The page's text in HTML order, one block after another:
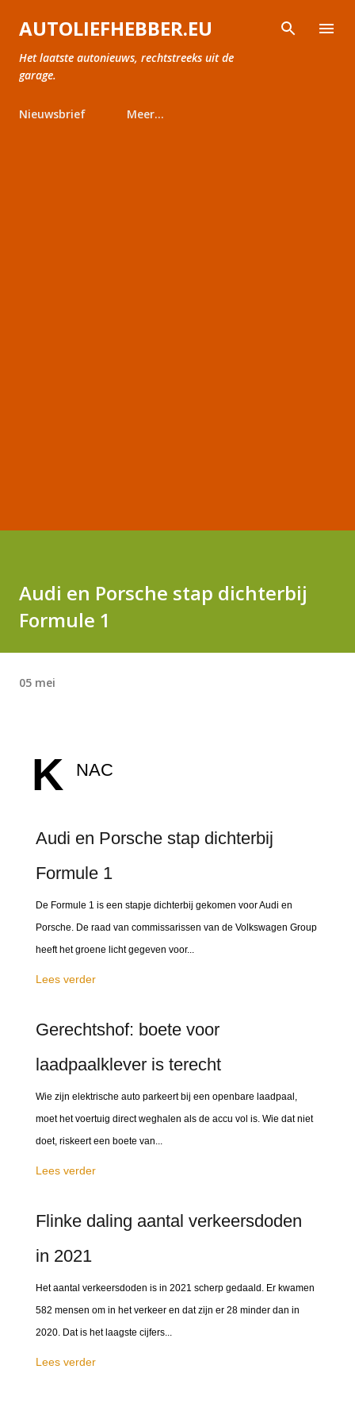
Doorgaan naar hoofdcontent
AUTOLIEFHEBBER.EU
Het laatste autonieuws, rechtstreeks uit de
garage.
Nieuwsbrief Meer…
Audi en Porsche stap dichterbij
Formule 1
05 mei
K NAC
Audi en Porsche stap dichterbij
Formule 1
De Formule 1 is een stapje dichterbij gekomen voor Audi en
Porsche. De raad van commissarissen van de Volkswagen Group
heeft het groene licht gegeven voor...
Lees verder
Gerechtshof: boete voor
laadpaalklever is terecht
Wie zijn elektrische auto parkeert bij een openbare laadpaal,
moet het voertuig direct weghalen als de accu vol is. Wie dat niet
doet, riskeert een boete van...
Lees verder
Flinke daling aantal verkeersdoden
in 2021
Het aantal verkeersdoden is in 2021 scherp gedaald. Er kwamen
582 mensen om in het verkeer en dat zijn er 28 minder dan in
2020. Dat is het laagste cijfers...
Lees verder